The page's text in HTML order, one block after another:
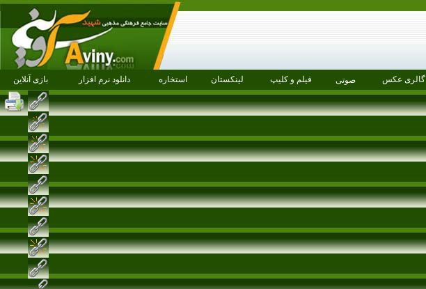
گالری عکس صوتی فیلم و کلیپ لینکستان استخاره دانلود نرم افزار بازی آنلاین